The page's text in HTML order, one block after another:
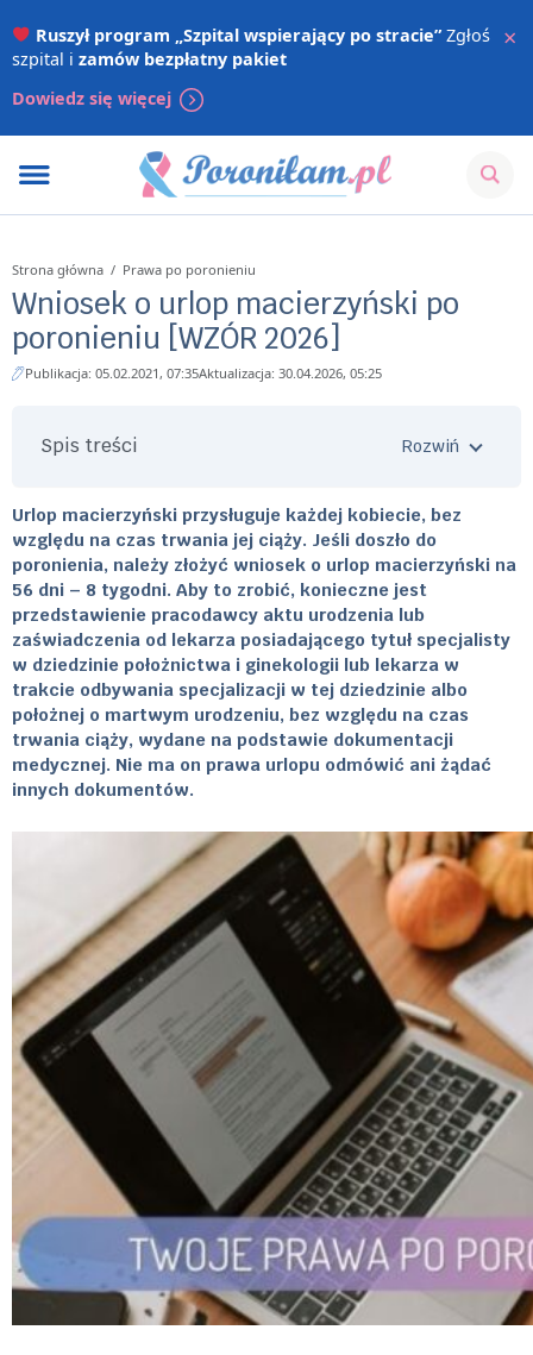
Ruszył program „Szpital wspierający po stracie”Zgłoś
szpital i zamów bezpłatny pakiet
Dowiedz się więcej
×
Strona główna / Prawa po poronieniu
Wniosek o urlop macierzyński po
poronieniu [WZÓR 2026]
Publikacja: 05.02.2021, 07:35Aktualizacja: 30.04.2026, 05:25
Spis treści
Urlop macierzyński przysługuje każdej kobiecie, bez
względu na czas trwania jej ciąży. Jeśli doszło do
poronienia, należy złożyć wniosek o urlop macierzyński na
56 dni – 8 tygodni. Aby to zrobić, konieczne jest
przedstawienie pracodawcy aktu urodzenia lub
zaświadczenia od lekarza posiadającego tytuł specjalisty
w dziedzinie położnictwa i ginekologii lub lekarza w
trakcie odbywania specjalizacji w tej dziedzinie albo
położnej o martwym urodzeniu, bez względu na czas
trwania ciąży, wydane na podstawie dokumentacji
medycznej. Nie ma on prawa urlopu odmówić ani żądać
innych dokumentów.